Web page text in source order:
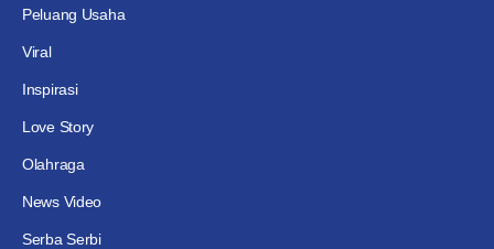
Peluang Usaha
Viral
Inspirasi
Love Story
Olahraga
News Video
Serba Serbi